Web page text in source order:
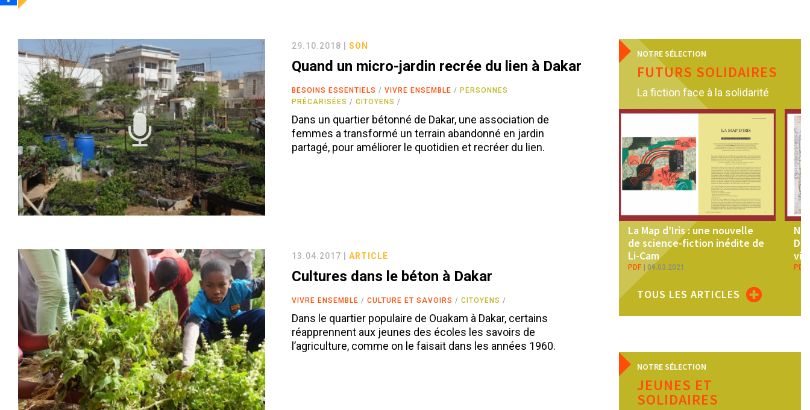
29.10.2018 |SON
Quand un micro-jardin recrée du lien à Dakar
BESOINS ESSENTIELS VIVRE ENSEMBLE
PERSONNES
PRÉCARISÉES
CITOYENS
Dans un quartier bétonné de Dakar, une association de
femmes a transformé un terrain abandonné en jardin
partagé, pour améliorer le quotidien et recréer du lien.
13.04.2017 |ARTICLE
Cultures dans le béton à Dakar
VIVRE ENSEMBLE CULTURE ET SAVOIRS CITOYENS
Dans le quartier populaire de Ouakam à Dakar, certains
réapprennent aux jeunes des écoles les savoirs de
l’agriculture, comme on le faisait dans les années 1960.
NOTRE SÉLECTION
FUTURS SOLIDAIRES
La fiction face à la solidarité
La Map d’Iris : une nouvelle
de science-fiction inédite de
Li-Cam
PDF 09.03.2021 PDF
TOUS LES ARTICLES
NOTRE SÉLECTION
JEUNES ET
SOLIDAIRES